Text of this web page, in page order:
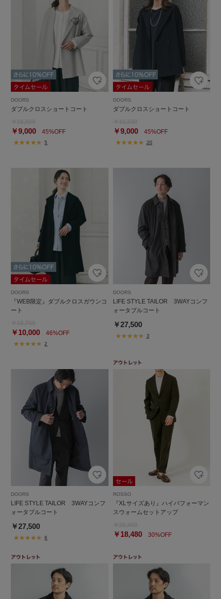
DOORS
ダブルクロスショートコート
￥9,000 45%OFF
5
DOORS
ダブルクロスショートコート
￥9,00045%OFF
20
DOORS
『WEB限定』ダブルクロスガウンコ
ート
￥10,000 46%OFF
2
DOORS
LIFE STYLE TAILOR 3WAYコンフ
ォータブルコート
￥27,500
3
DOORS
LIFE STYLE TAILOR 3WAYコンフ
ォータブルコート
￥27,500
6
ROSSO
『XLサイズあり』ハイパフォーマン
スウォームセットアップ
￥18,48030%OFF